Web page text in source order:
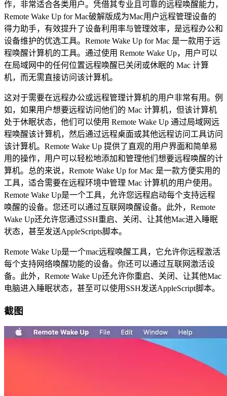
作，非常适合各类用户。凭借其专业且可靠的远程唤醒能力，
Remote Wake Up for Mac破解版成为Mac用户远程管理设备的
得力助手，有效提升了设备利用率与管理效率，是远程办公和
设备维护的优选工具。Remote Wake Up for Mac 是一款用于远
程唤醒计算机的工具。通过使用 Remote Wake Up，用户可以
在局域网中的任何位置远程唤醒已关闭或休眠的 Mac 计算
机，而无需直接访问该计算机。
这对于需要在远程办公或远程管理计算机的用户非常有用。例
如，如果用户想要远程访问他们的 Mac 计算机，但该计算机
处于休眠状态，他们可以使用 Remote Wake Up 通过局域网远
程唤醒该计算机，然后通过远程桌面或其他远程访问工具访问
该计算机。Remote Wake Up 提供了直观的用户界面和简单易
用的操作，用户可以轻松地添加和管理他们想要远程唤醒的计
算机。总的来说，Remote Wake Up for Mac 是一款方便实用的
工具，适合需要在远程环境中管理 Mac 计算机的用户使用。
Remote Wake Up是一个工具，允许您远程启动每个支持远程
唤醒的设备。您还可以通过互联网唤醒设备。此外，Remote
Wake Up还允许您通过SSH重启、关闭、让其他Mac进入睡眠
状态，甚至发送AppleScripts脚本。
Remote Wake Up是一个mac远程唤醒工具，它允许你远程激活
每个支持网络唤醒功能的设备。你还可以通过互联网激活设
备。此外，Remote Wake Up还允许你重启、关闭、让其他Mac
电脑进入睡眠状态，甚至可以使用SSH发送AppleScript脚本。
截图